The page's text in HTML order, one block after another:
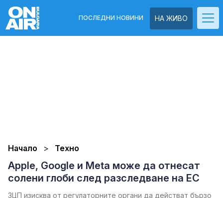
НА ЖИВО
ПОСЛЕДНИ НОВИНИ
Начало Техно
Apple, Google и Meta може да отнесат
солени глоби след разследване на ЕС
ЗЦП изисква от регулаторните органи да действат бързо